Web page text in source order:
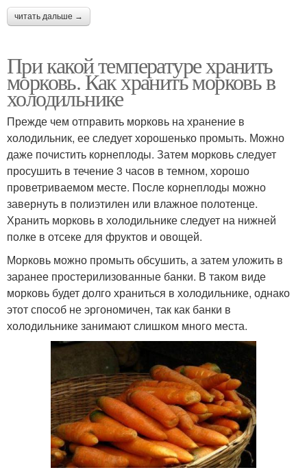
читать дальше →
При какой температуре хранить
морковь. Как хранить морковь в
холодильнике
Прежде чем отправить морковь на хранение в
холодильник, ее следует хорошенько промыть. Можно
даже почистить корнеплоды. Затем морковь следует
просушить в течение 3 часов в темном, хорошо
проветриваемом месте. После корнеплоды можно
завернуть в полиэтилен или влажное полотенце.
Хранить морковь в холодильнике следует на нижней
полке в отсеке для фруктов и овощей.
Морковь можно промыть обсушить, а затем уложить в
заранее простерилизованные банки. В таком виде
морковь будет долго храниться в холодильнике, однако
этот способ не эргономичен, так как банки в
холодильнике занимают слишком много места.